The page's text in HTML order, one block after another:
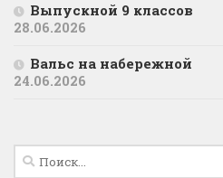
Выпускной 9 классов
28.06.2026
Вальс на набережной
24.06.2026
Найти: